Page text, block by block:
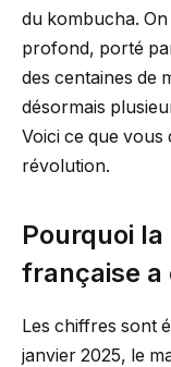
du kombucha.
profond, porté
des centaines de
désormais
Voici ce que
révolution.
Pourquoi
française a
Les chiffres sont
janvier 2025, le